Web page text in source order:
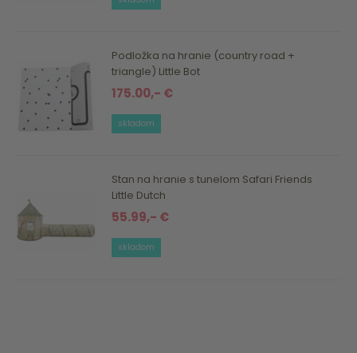
Podložka na hranie (country road +
triangle) Little Bot
175.00,- €
skladom
Stan na hranie s tunelom Safari Friends
Little Dutch
55.99,- €
skladom